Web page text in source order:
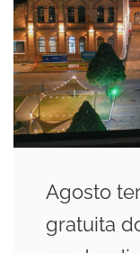
Agosto
gratuita